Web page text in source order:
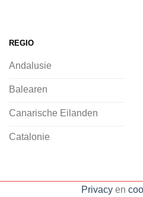
vliegvakantie zoeken
2Spanje.nl, met een
klaarstaat om eventuele
beantwoorden en
jij met een gerust hart
accommodaties:
REGIO
Andalusie
Balearen
Canarische Eilanden
Catalonie
Privacy en